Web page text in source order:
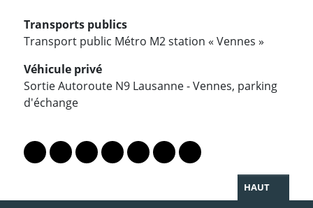
Transports publics
Transport public Métro M2 station « Vennes »
Véhicule privé
Sortie Autoroute N9 Lausanne - Vennes, parking
d'échange
Lien vers le profil Mastodon
Lien vers le profil Bluesky
Lien vers le profil Instagram
Lien vers le profil Linkedin
Lien vers le profil Facebook
Lien vers le profil Twitter
Partager par WhatsApp
HAUT